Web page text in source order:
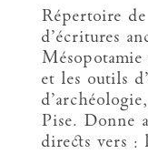
Répertoire
d’écritures
et les outils
Pise. Donne
directs vers :